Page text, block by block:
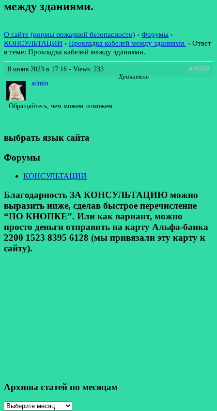
между зданиями.
О сайте (нормы пожарной безопасности) › Форумы ›
КОНСУЛЬТАЦИИ › Прокладка кабелей между зданиями. › Ответ
в теме: Прокладка кабелей между зданиями.
8 июня 2023 в 17:16 - Views: 233
#35592
admin
Хранитель
Обращайтесь, чем можем поможем
выбрать язык сайта
Форумы
КОНСУЛЬТАЦИИ
Благодарность ЗА КОНСУЛЬТАЦИЮ можно
выразить ниже, сделав быстрое перечисление
“ПО КНОПКЕ”. Или как вариант, можно
просто деньги отправить на карту Альфа-банка
2200 1523 8395 6128 (мы привязали эту карту к
сайту).
Архивы статей по месяцам
Архивы